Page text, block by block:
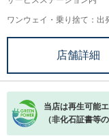
ワンウェイ・乗り捨て：出
店舗詳細
当店は再生可能
（非化石証書等